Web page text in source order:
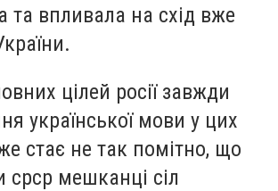
та впливала на схід вже
цілей росії завжди
української мови у цих
стає не так помітно, що
срср мешканці сіл